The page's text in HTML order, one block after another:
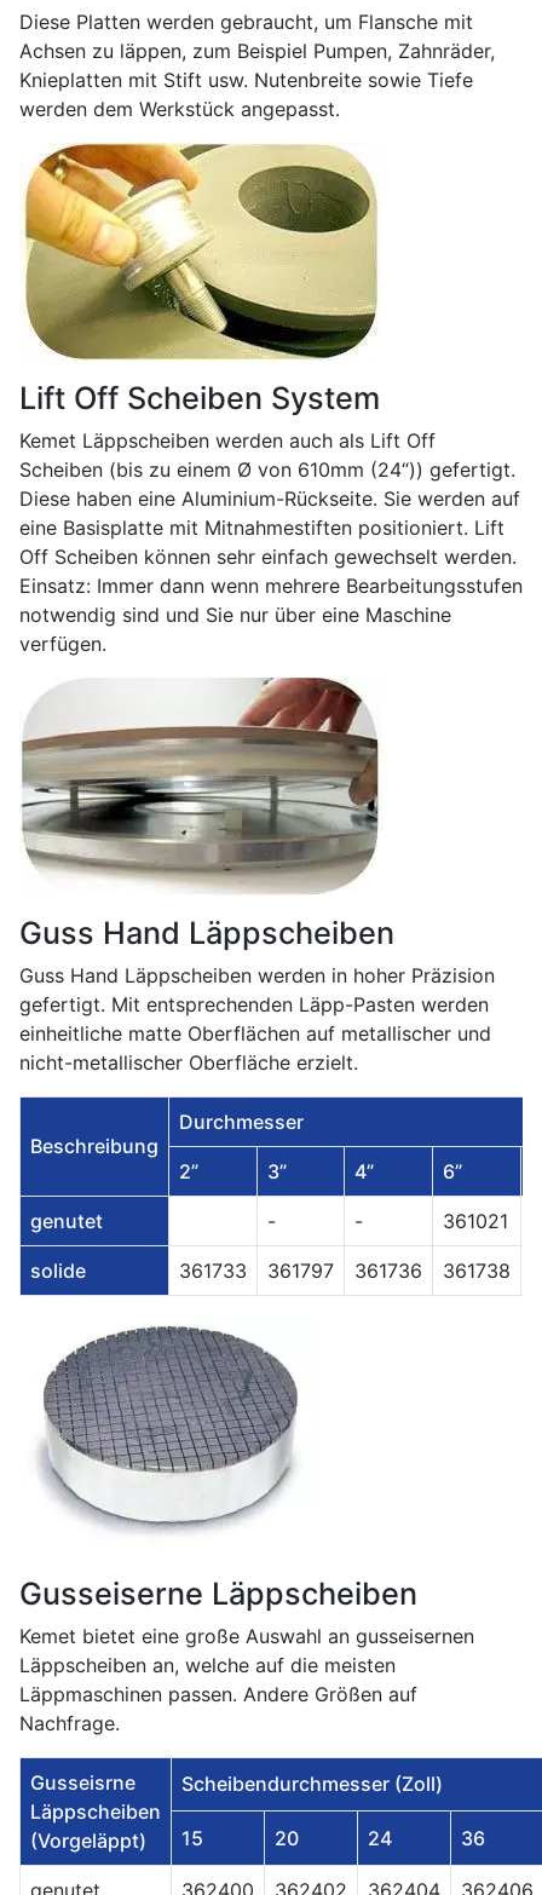
Diese Platten werden gebraucht, um Flansche mit
Achsen zu läppen, zum Beispiel Pumpen, Zahnräder,
Knieplatten mit Stift usw. Nutenbreite sowie Tiefe
werden dem Werkstück angepasst.
Lift Off Scheiben System
Kemet Läppscheiben werden auch als Lift Off
Scheiben (bis zu einem Ø von 610mm (24“)) gefertigt.
Diese haben eine Aluminium-Rückseite. Sie werden auf
eine Basisplatte mit Mitnahmestiften positioniert. Lift
Off Scheiben können sehr einfach gewechselt werden.
Einsatz: Immer dann wenn mehrere Bearbeitungsstufen
notwendig sind und Sie nur über eine Maschine
verfügen.
Guss Hand Läppscheiben
Guss Hand Läppscheiben werden in hoher Präzision
gefertigt. Mit entsprechenden Läpp-Pasten werden
einheitliche matte Oberflächen auf metallischer und
nicht-metallischer Oberfläche erzielt.
Beschreibung
Durchmesser
2” 3” 4” 6”
genutet - - 361021
solide 361733 361797 361736 361738
Gusseiserne Läppscheiben
Kemet bietet eine große Auswahl an gusseisernen
Läppscheiben an, welche auf die meisten
Läppmaschinen passen. Andere Größen auf
Nachfrage.
Gusseisrne
Läppscheiben
(Vorgeläppt)
Scheibendurchmesser (Zoll)
15 20 24 36
genutet 362400 362402 362404 362406